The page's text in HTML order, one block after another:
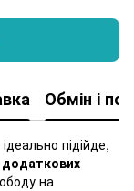
Обмін і
підійде,
додаткових
на